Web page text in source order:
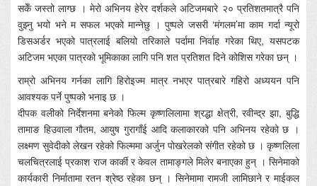
सकेँ जस्तो लाग्छ । मेरो अभिनय हेरेर दर्शकले अटिजमबारे २० प्रतिशतमात्रै पनि
वुझ्नु भयो भने म सफल भएको मान्नेछु । पुष्पले जसरी ‘मंगलम’मा काम गर्दा न्यूरो
डिसअर्डर भएको पात्रलाई बलियो तरिकाले पर्दामा निर्वाह गरेका थिए, यसपटक
अटिजम भएका पात्रको भूमिकाका लागि पनि शत प्रतिशत दिने कोशिस गरेका छन् ।
राम्रो अभिनय गर्नका लागि हिरोइज्म मात्र नभएर पात्रबारे गहिरो अध्ययन पनि
आवश्यक पर्ने पुष्पको भनाइ छ ।
दीपक वलीको निर्देशनमा बनेको फिल्म कृष्णलिलामा श्रद्धा क्षेत्री, रवीन्द्र झा, बुद्धि
तामाङ हिउवाला गौतम, आयुष गुरागाँई आदि कलाकारको पनि अभिनय रहेको छ ।
लक्ष्मण सुवेदीको लेखन रहेको फिल्ममा अर्जुन पोखरेलको संगीत रहेको छ । कृष्णलिला
चलचित्रलाई प्रकाश राज कार्की र केवल तामाङ्गले मिलेर बनाएका हुन् । सिनेमाको
कार्यकारी निर्मातामा रतन श्रेष्ठ रहेका छन् । सिनेमामा रामजी लामिछाने र माईकल